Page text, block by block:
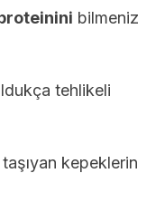
bilmeniz
tehlikeli
kepeklerin